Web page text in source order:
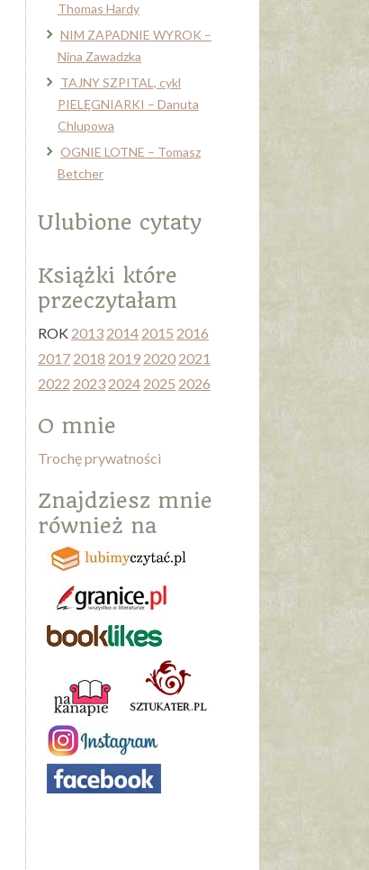
Thomas Hardy
NIM ZAPADNIE WYROK –
Nina Zawadzka
TAJNY SZPITAL, cykl
PIELĘGNIARKI – Danuta
Chlupowa
OGNIE LOTNE – Tomasz
Betcher
Ulubione cytaty
Książki które
przeczytałam
ROK 2013 2014 2015 2016
2017 2018 2019 2020 2021
2022 2023 2024 2025 2026
O mnie
Trochę prywatności
Znajdziesz mnie
również na